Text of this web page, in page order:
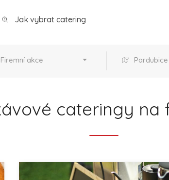
Jak vybrat catering
Firemní akce Pardubice
cateringy na